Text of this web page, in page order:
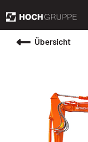
Übersicht